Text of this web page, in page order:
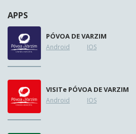
APPS
PÓVOA DE VARZIM
Android IOS
VISITe PÓVOA DE VARZIM
Android IOS